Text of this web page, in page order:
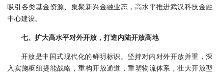
吸引各类基金资源、集聚新兴金融业态，高水平推进武汉科技金融
中心建设。
七、扩大高水平对外开放，打造内陆开放高地
开放是中国式现代化的鲜明标识。坚持对内对外开放并重，深
入实施枢纽提能战略，重构开放通道，重塑物流体系，壮大开放型